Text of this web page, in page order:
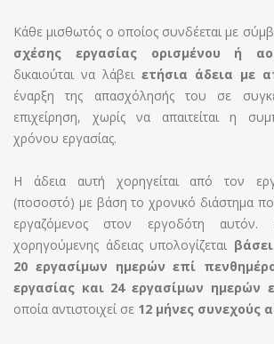
Κάθε μισθωτός ο οποίος συνδέεται με
σχέσης εργασίας ορισμένου ή
δικαιούται να λάβει ετήσια άδεια με
έναρξη της απασχόλησής του σε
επιχείρηση, χωρίς να απαιτείται η
χρόνου εργασίας.
Η άδεια αυτή χορηγείται από τον
(ποσοστό) με βάση το χρονικό διάστημα
εργαζόμενος στον εργοδότη
χορηγούμενης άδειας υπολογίζεται
20 εργασίμων ημερών επί
εργασίας και 24 εργασίμων ημερών
οποία αντιστοιχεί σε 12 μήνες συνεχούς